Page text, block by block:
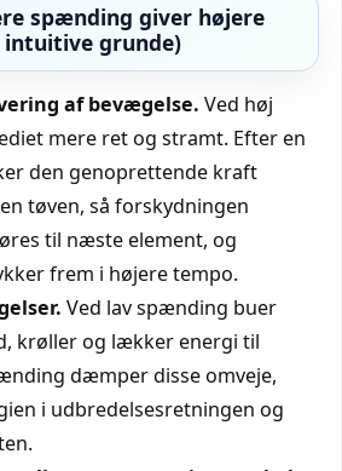
spænding giver højere
grunde)
af bevægelse. Ved høj
mere ret og stramt. Efter en
den genoprettende kraft
tøven, så forskydningen
til næste element, og
frem i højere tempo.
Ved lav spænding buer
krøller og lækker energi til
dæmper disse omveje,
i udbredelsesretningen og